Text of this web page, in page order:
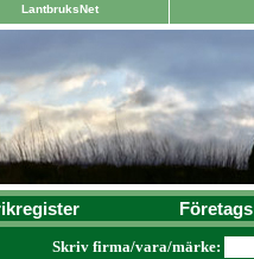
LantbruksNet
Skriv firma/vara/märke: